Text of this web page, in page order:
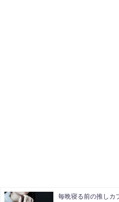
毎晩寝る前の推しカ